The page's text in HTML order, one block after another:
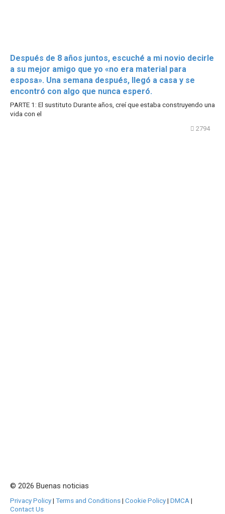
Después de 8 años juntos, escuché a mi novio decirle
a su mejor amigo que yo «no era material para
esposa». Una semana después, llegó a casa y se
encontró con algo que nunca esperó.
PARTE 1: El sustituto Durante años, creí que estaba construyendo una
vida con el
2794
© 2026 Buenas noticias
Privacy Policy| Terms and Conditions| Cookie Policy| DMCA|
Contact Us